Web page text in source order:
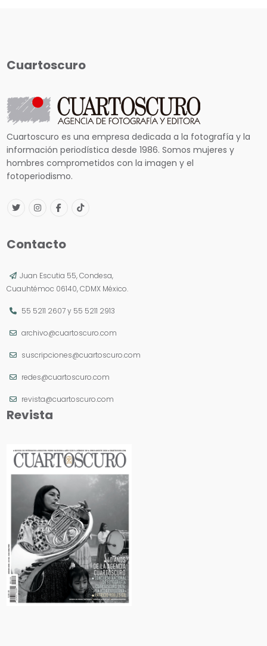
Cuartoscuro
Cuartoscuro es una empresa dedicada a la fotografía y la
información periodística desde 1986. Somos mujeres y
hombres comprometidos con la imagen y el
fotoperiodismo.
Contacto
Juan Escutia 55, Condesa,
Cuauhtémoc 06140, CDMX México.
55 5211 2607y 55 5211 2913
archivo@cuartoscuro.com
suscripciones@cuartoscuro.com
redes@cuartoscuro.com
revista@cuartoscuro.com
Revista